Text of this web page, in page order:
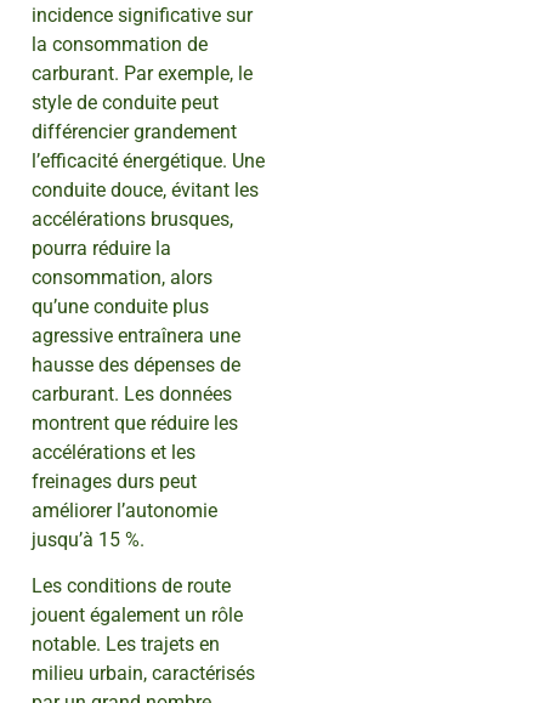
incidence significative sur
la consommation de
carburant. Par exemple, le
style de conduite peut
différencier grandement
l’efficacité énergétique. Une
conduite douce, évitant les
accélérations brusques,
pourra réduire la
consommation, alors
qu’une conduite plus
agressive entraînera une
hausse des dépenses de
carburant. Les données
montrent que réduire les
accélérations et les
freinages durs peut
améliorer l’autonomie
jusqu’à 15 %.
Les conditions de route
jouent également un rôle
notable. Les trajets en
milieu urbain, caractérisés